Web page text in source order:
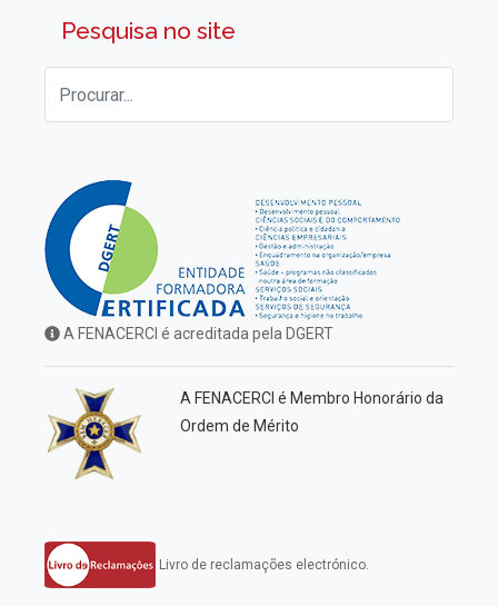
Pesquisa no site
A FENACERCI é acreditada pela DGERT
A FENACERCI é Membro Honorário da
Ordem de Mérito
Livro de reclamações electrónico.